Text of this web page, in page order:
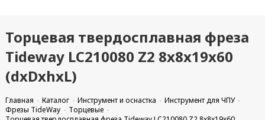
Торцевая твердосплавная фреза
Tideway LC210080 Z2 8x8x19x60
(dxDxhxL)
Главная Каталог Инструмент и оснастка
Инструмент для ЧПУ
Фрезы TideWay
Торцевые